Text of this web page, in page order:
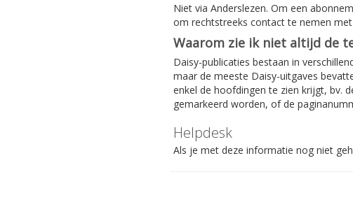
Niet via Anderslezen. Om een
om rechtstreeks contact te nemen
Waarom zie ik niet altijd de
Daisy-publicaties bestaan in
maar de meeste Daisy-uitgaves
enkel de hoofdingen te zien krijgt, bv.
gemarkeerd worden, of de
Helpdesk
Als je met deze informatie nog niet